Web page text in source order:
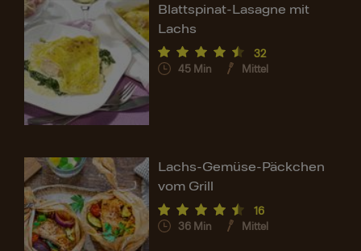
Blattspinat-Lasagne mit
Lachs
32
45 Min Mittel
Lachs-Gemüse-Päckchen
vom Grill
16
36 Min Mittel